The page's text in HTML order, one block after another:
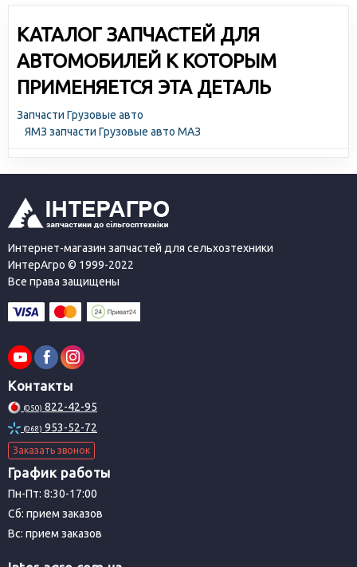
КАТАЛОГ ЗАПЧАСТЕЙ ДЛЯ
АВТОМОБИЛЕЙ К КОТОРЫМ
ПРИМЕНЯЕТСЯ ЭТА ДЕТАЛЬ
Запчасти Грузовые авто
ЯМЗ запчасти Грузовые авто МАЗ
Интернет-магазин запчастей для сельхозтехники
ИнтерАгро © 1999-2022
Все права защищены
Контакты
(050) 822-42-95
(068) 953-52-72
Заказать звонок
График работы
Пн-Пт: 8:30-17:00
Сб: прием заказов
Вс: прием заказов